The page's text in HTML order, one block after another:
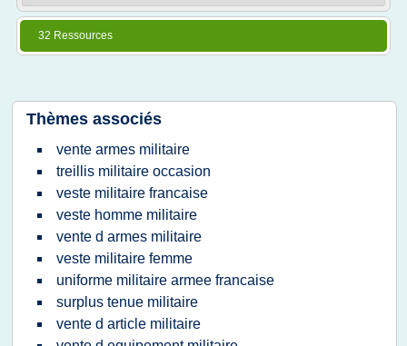
32 Ressources
Thèmes associés
vente armes militaire
treillis militaire occasion
veste militaire francaise
veste homme militaire
vente d armes militaire
veste militaire femme
uniforme militaire armee francaise
surplus tenue militaire
vente d article militaire